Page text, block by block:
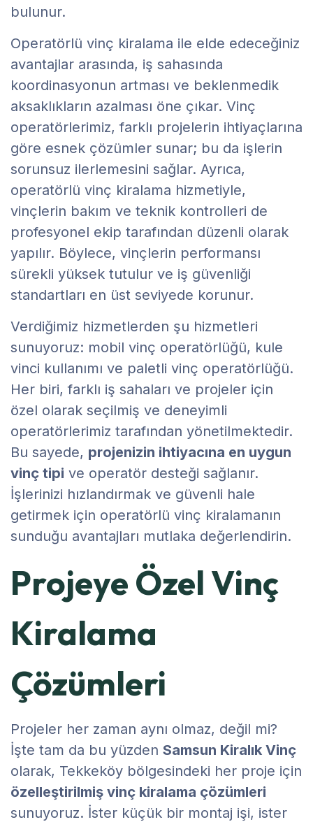
bulunur.
Operatörlü vinç kiralama ile elde edeceğiniz
avantajlar arasında, iş sahasında
koordinasyonun artması ve beklenmedik
aksaklıkların azalması öne çıkar. Vinç
operatörlerimiz, farklı projelerin ihtiyaçlarına
göre esnek çözümler sunar; bu da işlerin
sorunsuz ilerlemesini sağlar. Ayrıca,
operatörlü vinç kiralama hizmetiyle,
vinçlerin bakım ve teknik kontrolleri de
profesyonel ekip tarafından düzenli olarak
yapılır. Böylece, vinçlerin performansı
sürekli yüksek tutulur ve iş güvenliği
standartları en üst seviyede korunur.
Verdiğimiz hizmetlerden şu hizmetleri
sunuyoruz: mobil vinç operatörlüğü, kule
vinci kullanımı ve paletli vinç operatörlüğü.
Her biri, farklı iş sahaları ve projeler için
özel olarak seçilmiş ve deneyimli
operatörlerimiz tarafından yönetilmektedir.
Bu sayede, projenizin ihtiyacına en uygun
vinç tipi ve operatör desteği sağlanır.
İşlerinizi hızlandırmak ve güvenli hale
getirmek için operatörlü vinç kiralamanın
sunduğu avantajları mutlaka değerlendirin.
Projeye Özel Vinç
Kiralama
Çözümleri
Projeler her zaman aynı olmaz, değil mi?
İşte tam da bu yüzden Samsun Kiralık Vinç
olarak, Tekkeköy bölgesindeki her proje için
özelleştirilmiş vinç kiralama çözümleri
sunuyoruz. İster küçük bir montaj işi, ister